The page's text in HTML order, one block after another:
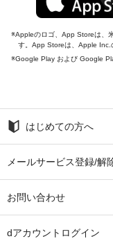
Appleのロゴ、App Storeは、
す。App Storeは、Apple Inc.
Google Play および Google
はじめての方へ
メールサービス登録/解
お問い合わせ
dアカウントログイン